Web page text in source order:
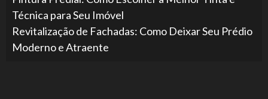
Técnica para Seu Imóvel
Revitalização de Fachadas: Como Deixar Seu Prédio
Moderno e Atraente